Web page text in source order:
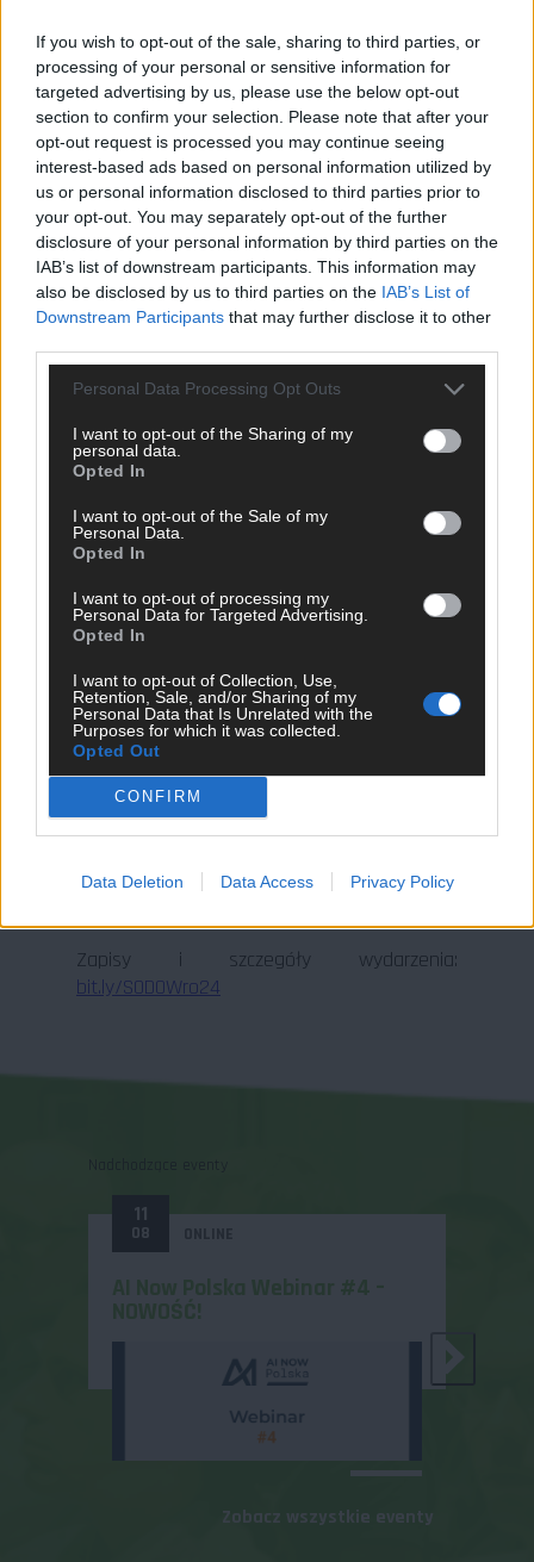
If you wish to opt-out of the sale, sharing to third parties, or
processing of your personal or sensitive information for
targeted advertising by us, please use the below opt-out
section to confirm your selection. Please note that after your
opt-out request is processed you may continue seeing
interest-based ads based on personal information utilized by
us or personal information disclosed to third parties prior to
your opt-out. You may separately opt-out of the further
disclosure of your personal information by third parties on the
IAB’s list of downstream participants. This information may
also be disclosed by us to third parties on the IAB’s List of
Downstream Participants that may further disclose it to other
Personal Data Processing Opt Outs
I want to opt-out of the Sharing of my
personal data.
Opted In
I want to opt-out of the Sale of my
Personal Data.
Opted In
I want to opt-out of processing my
Personal Data for Targeted Advertising.
Opted In
I want to opt-out of Collection, Use,
Retention, Sale, and/or Sharing of my
Personal Data that Is Unrelated with the
Purposes for which it was collected.
Opted Out
CONFIRM
Data Deletion Data Access Privacy Policy
Na scenie zobaczymy Witolda Sławko,
doświadczonego Platform Engineera
specjalizującego się w IaC i Kubernetes,
który podzieli się doświadczeniami z
tworzenia platformy GitOps wspierającej
migrację zasobów serverless do K8S.
Zobaczycie, jak budować taką platformę,
radzić sobie z dependencjami i wyzwaniami,
aby efektywnie zarządzać infrastrukturą. W
drugiej części Witold skupi się na procesie
on-boardingu zespołów developerskich,
pokazując, jak poprawić ich doświadczenie i
ułatwić korzystanie z nowej platformy.
Następnie wystąpi Maciej Bus, specjalista
AWS, który przybliży koncepcję AWS Landing
Zone i narzędzia Account Factory for
Terraform. Dowiecie się, dlaczego
automatyzacja tworzenia kont jest
niezbędna do skalowania chmury w dużej
organizacji, gwarantując bezpieczeństwo i
zgodność z regulacjami. Maciej zapozna Was
z podstawowymi usługami do zarządzania
organizacją, omówi AWS Control Tower oraz
wyzwania związane z integracją tego
procesu z innymi narzędziami.
Nie przegapcie tej wiedzy prosto z frontu
Platform Engineeringu i AWS-a! To idealna
prelegentom oraz wymiany wiedzy na temat
Zapisy i szczegóły wydarzenia:
bit.ly/SODOWro24
11
08
Zobacz wszystkie eventy